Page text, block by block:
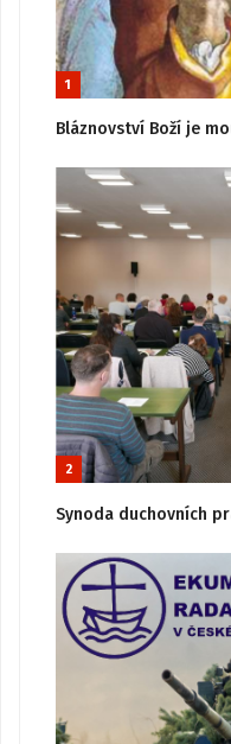
1
Bláznovství Boží je
2
Synoda duchovních